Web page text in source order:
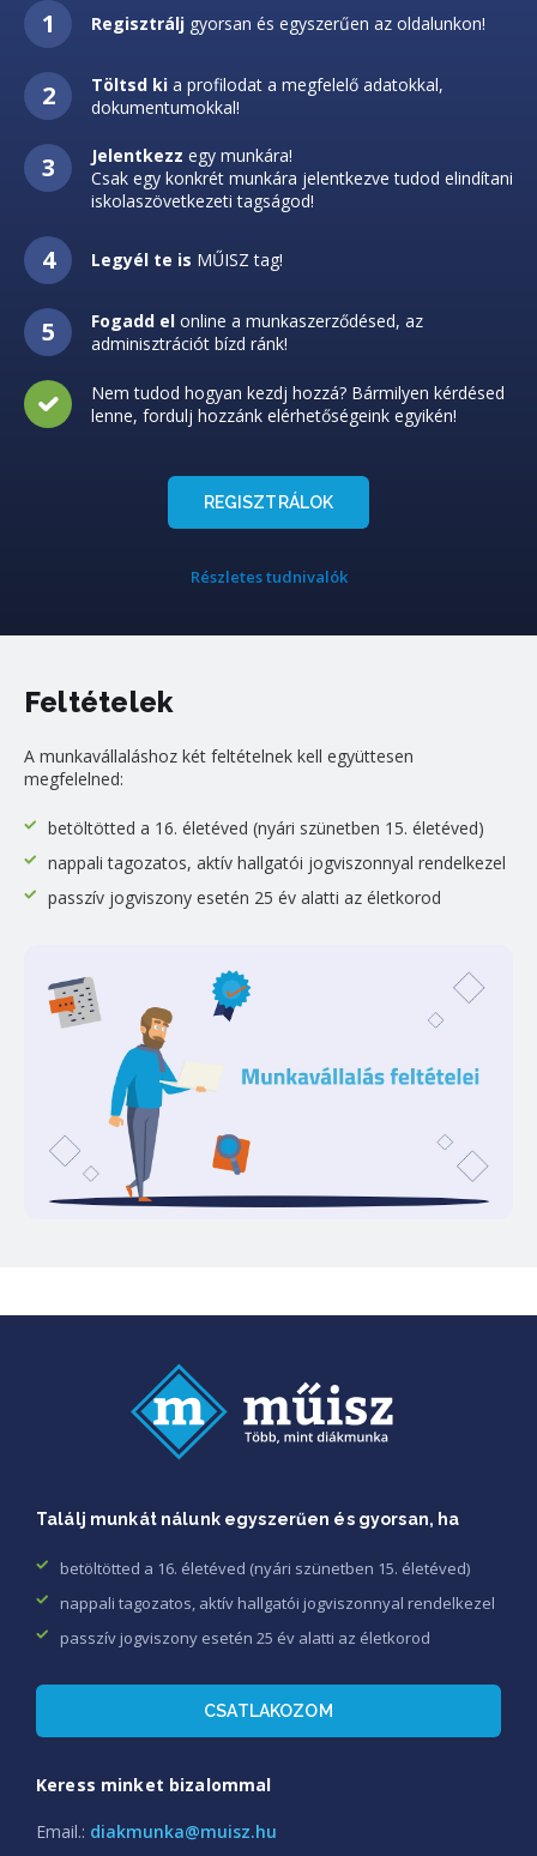
Regisztrálj gyorsan és egyszerűen az oldalunkon!
Töltsd ki a profilodat a megfelelő adatokkal,
dokumentumokkal!
Jelentkezz egy munkára!
Csak egy konkrét munkára jelentkezve tudod elindítani
iskolaszövetkezeti tagságod!
Legyél te is MŰISZ tag!
Fogadd el online a munkaszerződésed, az
adminisztrációt bízd ránk!
Nem tudod hogyan kezdj hozzá? Bármilyen kérdésed
lenne, fordulj hozzánk elérhetőségeink egyikén!
REGISZTRÁLOK
Részletes tudnivalók
Feltételek
A munkavállaláshoz két feltételnek kell együttesen
megfelelned:
betöltötted a 16. életéved (nyári szünetben 15. életéved)
nappali tagozatos, aktív hallgatói jogviszonnyal rendelkezel
passzív jogviszony esetén 25 év alatti az életkorod
Találj munkát nálunk egyszerűen és gyorsan, ha
betöltötted a 16. életéved (nyári szünetben 15. életéved)
nappali tagozatos, aktív hallgatói jogviszonnyal rendelkezel
passzív jogviszony esetén 25 év alatti az életkorod
CSATLAKOZOM
Keress minket bizalommal
Email.: diakmunka@muisz.hu